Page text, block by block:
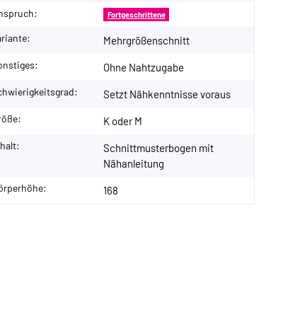
Fortgeschrittene
Mehrgrößenschnitt
Ohne Nahtzugabe
Setzt Nähkenntnisse voraus
K oder M
Schnittmusterbogen mit
Nähanleitung
168